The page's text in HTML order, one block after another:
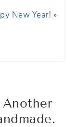
New Year! »
Another